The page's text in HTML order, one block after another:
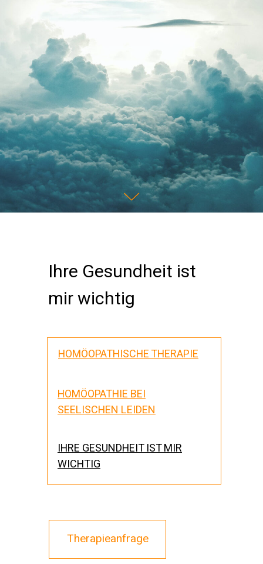
HOMÖOPATHISCHE THERAPIE
IHRE GESUNDHEIT IST MIR
WICHTIG
HOMÖOPATHIE BEI
SEELISCHEN LEIDEN
Ihre Gesundheit ist
mir wichtig
Therapieanfrage